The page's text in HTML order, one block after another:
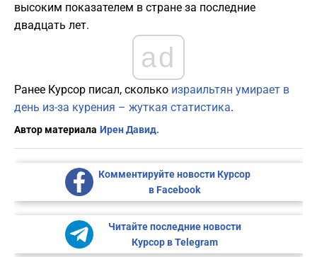
высоким показателем в стране за последние
двадцать лет.
ad
Ранее Курсор писал, сколько израильтян умирает в
день из-за курения – жуткая статистика.
Автор материала Ирен Давид.
Комментируйте новости Курсор
в Facebook
Читайте последние новости
Курсор в Telegram